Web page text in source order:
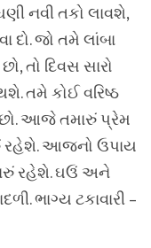
નવી તકો લાવશે,
જો તમે લાંબા
તો દિવસ સારો
તમે કોઈ વરિષ્ઠ
છો. આજે તમારું પ્રેમ
રહેશે. આજનો ઉપાય
રહેશે. ઘઉં અને
ભાગ્ય ટકાવારી –